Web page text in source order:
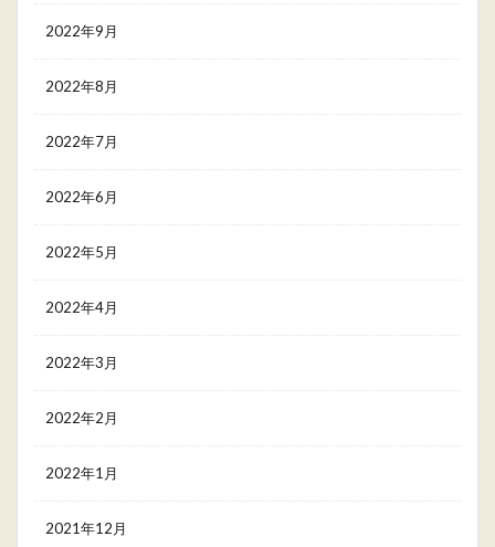
2022年9月
2022年8月
2022年7月
2022年6月
2022年5月
2022年4月
2022年3月
2022年2月
2022年1月
2021年12月